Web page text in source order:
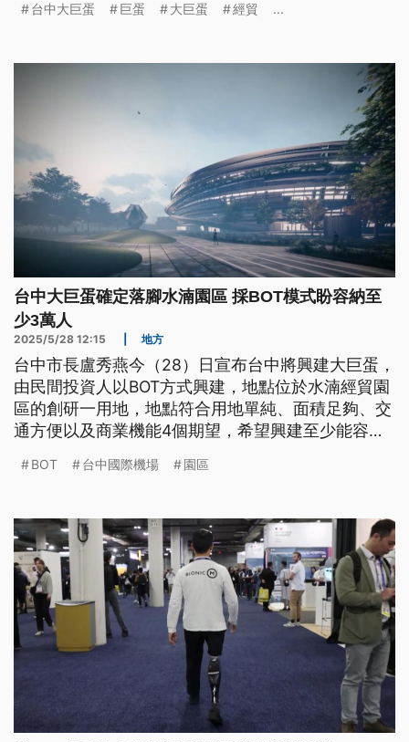
市計畫轉向，後續如何發揮效益支撐營運，也是一大
台中大巨蛋 巨蛋 大巨蛋 經貿 ...
台中大巨蛋確定落腳水湳園區 採BOT模式盼容納至
少3萬人
2025/5/28 12:15 地方
台中市長盧秀燕今（28）日宣布台中將興建大巨蛋，
由民間投資人以BOT方式興建，地點位於水湳經貿園
區的創研一用地，地點符合用地單純、面積足夠、交
通方便以及商業機能4個期望，希望興建至少能容納3
BOT 台中國際機場 園區